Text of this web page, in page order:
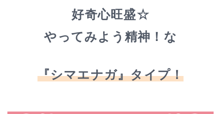
好奇心旺盛☆
やってみよう精神！な
『シマエナガ』タイプ！